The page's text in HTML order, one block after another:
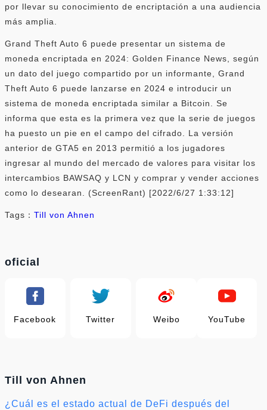
por llevar su conocimiento de encriptación a una audiencia
más amplia.
Grand Theft Auto 6 puede presentar un sistema de
moneda encriptada en 2024: Golden Finance News, según
un dato del juego compartido por un informante, Grand
Theft Auto 6 puede lanzarse en 2024 e introducir un
sistema de moneda encriptada similar a Bitcoin. Se
informa que esta es la primera vez que la serie de juegos
ha puesto un pie en el campo del cifrado. La versión
anterior de GTA5 en 2013 permitió a los jugadores
ingresar al mundo del mercado de valores para visitar los
intercambios BAWSAQ y LCN y comprar y vender acciones
como lo desearan. (ScreenRant) [2022/6/27 1:33:12]
Tags： Till von Ahnen
oficial
Facebook Twitter Weibo YouTube
Till von Ahnen
¿Cuál es el estado actual de DeFi después del